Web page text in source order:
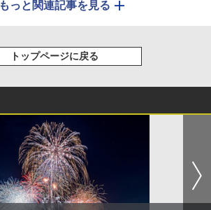
もっと関連記事を見る
トップページに戻る